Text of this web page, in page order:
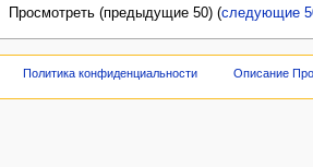
Просмотреть (предыдущие 50) (следующие
Политика конфиденциальности Описание